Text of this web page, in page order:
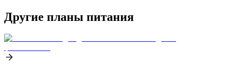
Другие планы питания